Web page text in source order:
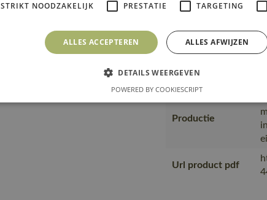
Transport en
verpakking
Productie
Url product pdf
STRIKT NOODZAKELIJK PRESTATIE TARGETING
ALLES ACCEPTEREN ALLES AFWIJZEN
DETAILS WEERGEVEN
POWERED BY COOKIESCRIPT